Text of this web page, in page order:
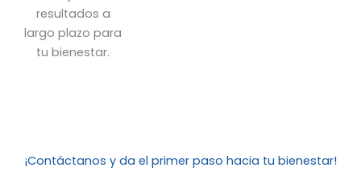
resultados a
largo plazo para
tu bienestar.
¡Contáctanos y da el primer paso hacia tu bienestar!